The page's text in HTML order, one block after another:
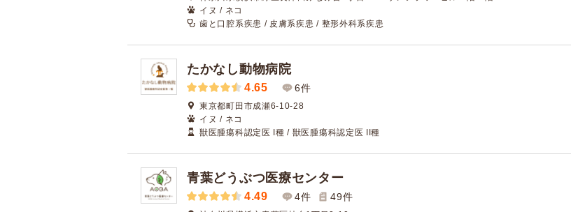
イヌ / ネコ
歯と口腔系疾患 / 皮膚系疾患 / 整形外科系疾患
たかなし動物病院
4.65 6件
東京都町田市成瀬6-10-28
イヌ / ネコ
獣医腫瘍科認定医 I種 / 獣医腫瘍科認定医 II種
青葉どうぶつ医療センター
4.49 4件 49件